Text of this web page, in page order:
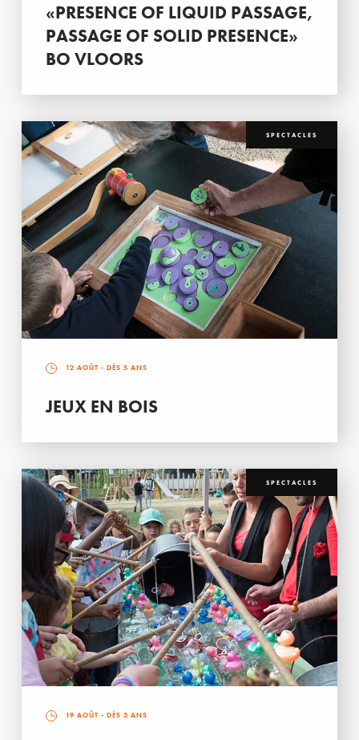
«PRESENCE OF LIQUID PASSAGE,
PASSAGE OF SOLID PRESENCE»
BO VLOORS
SPECTACLES
12 AOÛT - DÈS 5 ANS
JEUX EN BOIS
SPECTACLES
19 AOÛT - DÈS 3 ANS